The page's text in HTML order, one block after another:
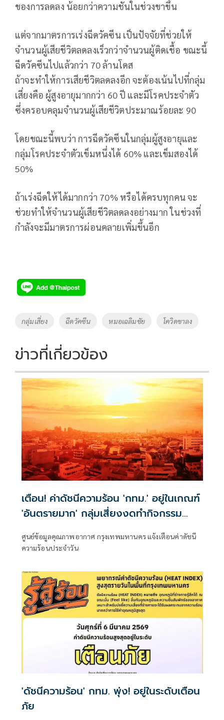
ของการลดลง น้อยกว่าความชันในช่วงขาขึ้น
แต่จากมาตรการเร่งฉีดวัคซีน เป็นปัจจัยที่ช่วยให้
จำนวนผู้เสียชีวิตลดลงเร็วกว่าจำนวนผู้ติดเชื้อ ขณะนี้
ฉีดวัคซีนไปแล้วกว่า 70 ล้านโดส
ถ้าจะทำให้การเสียชีวิตลดลงอีก จะต้องเน้นไปที่กลุ่ม
เสี่ยงคือ ผู้สูงอายุมากกว่า 60 ปี และมีโรคประจำตัว
ซึ่งครอบคลุมจำนวนผู้เสียชีวิตประมาณร้อยละ 90
โดยขณะนี้พบว่า การฉีดวัคซีนในกลุ่มผู้สูงอายุและ
กลุ่มโรคประจำตัวเข็มหนึ่งได้ 60% และเข็มสองได้
50%
ถ้าเร่งฉีดให้ได้มากกว่า 70% หรือได้ครบทุกคน จะ
ช่วยทำให้จำนวนผู้เสียชีวิตลดลงอย่างมาก ในช่วงที่
กำลังจะมีมาตรการผ่อนคลายเพิ่มขึ้นอีก
Tags
กลุ่มเสี่ยง ฉีดวัคซีน หมอเฉลิมชัย โควิดขาลง
ข่าวที่เกี่ยวข้อง
เตือน! ค่าดัชนีความร้อน 'กทม.' อยู่ในเกณฑ์
'อันตรายมาก' กลุ่มเสี่ยงงดทำกิจกรรม
ศูนย์ข้อมูลคุณภาพอากาศ กรุงเทพมหานคร แจ้งเตือนค่าดัชนี
ความร้อนประจำวัน
'ดัชนีความร้อน' กทม. พุ่ง! อยู่ในระดับเตือน
ภัย